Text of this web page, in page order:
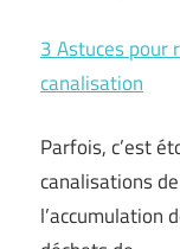
3 Astuces pour
canalisation
Parfois, c’est
canalisations
l’accumulation